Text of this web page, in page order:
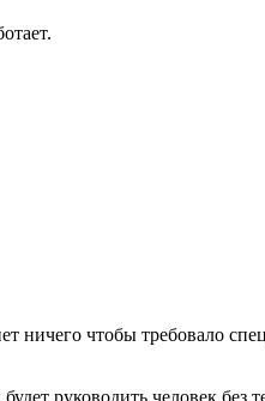
ничего чтобы требовало
руководить человек